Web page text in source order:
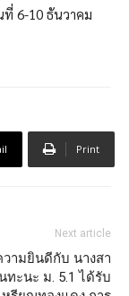
ที่ 6-10 ธันวาคม
Print
Next article
ามยินดีกับ นางสา
ทะนะ ม. 5.1 ได้รับ